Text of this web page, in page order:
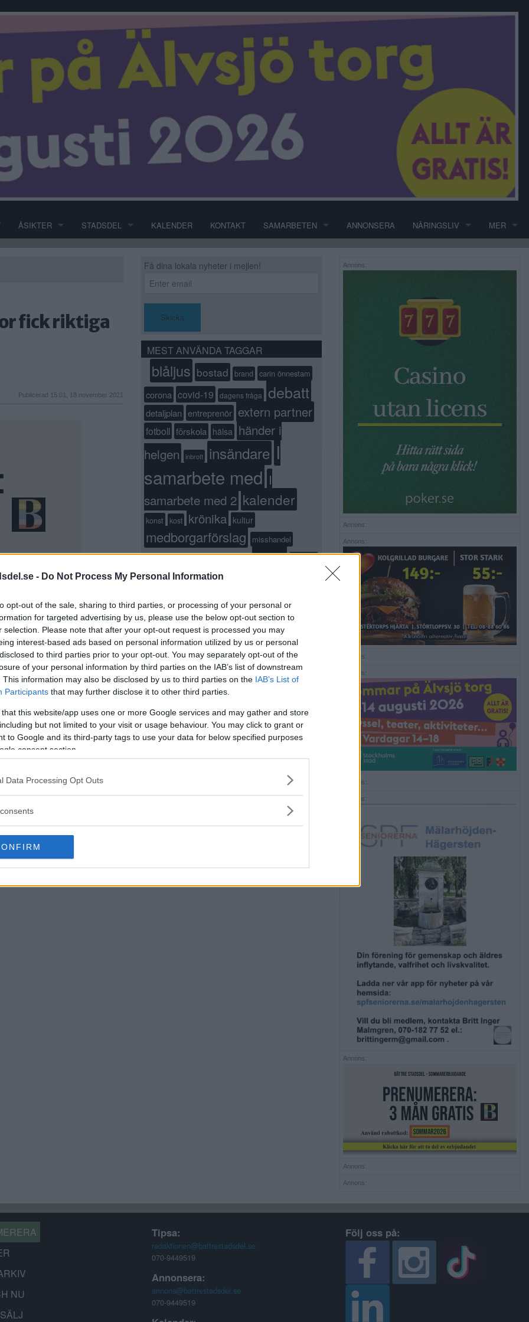
- Do Not Process My Personal Information
opt-out of the sale, sharing to third parties, or processing of your personal or
for targeted advertising by us, please use the below opt-out section to
selection. Please note that after your opt-out request is processed you may
interest-based ads based on personal information utilized by us or personal
to third parties prior to your opt-out. You may separately opt-out of the
of your personal information by third parties on the IAB’s list of downstream
This information may also be disclosed by us to third parties on the IAB’s List of
Participants that may further disclose it to other third parties.
that this website/app uses one or more Google services and may gather and store
but not limited to your visit or usage behaviour. You may click to grant or
to Google and its third-party tags to use your data for below specified purposes
consent section.
Data Processing Opt Outs
ÅSIKTER STADSDEL KALENDER KONTAKT SAMARBETEN ANNONSERA NÄRINGSLIV MER
fick riktiga
Publicerad 15:01, 18 november 2021
bryggan på
är
Publicerad 10:05, 17 augusti 2021
Få dina lokala nyheter i mejlen!
Skicka
MEST ANVÄNDA TAGGAR
blåljus bostad brand carin önnestam
corona covid-19 dagens fråga debatt
detaljplan entreprenör extern partner
fotboll förskola hälsa händer i
helgen
inbrott insändare I
samarbete med I
samarbete med 2 kalender
konst kost krönika kultur
medborgarförslag
misshandel
polis
stockholm restaurang
stadsdelsnämnden
StockholmsStad svenska kyrkan
trafikolycka träning vänsterpartiet
Annons:
Annons:
Annons:
Annons:
Annons:
Annons:
Annons:
Annons:
Annons:
Annons:
NU
Tipsa:
redaktionen@battrestadsdel.se
070-9449519
Annonsera:
annons@battrestadsdel.se
070-9449519
Följ oss på: